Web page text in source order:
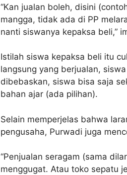
“Kan jualan boleh, disini
mangga, tidak ada di PP
nanti siswanya kepaksa beli,”
Istilah siswa kepaksa beli itu
langsung yang berjualan,
dibebaskan, siswa bisa saja
bahan ajar (ada pilihan).
Selain memperjelas bahwa
pengusaha, Purwadi juga
“Penjualan seragam (sama
menggugat. Atau toko sepatu